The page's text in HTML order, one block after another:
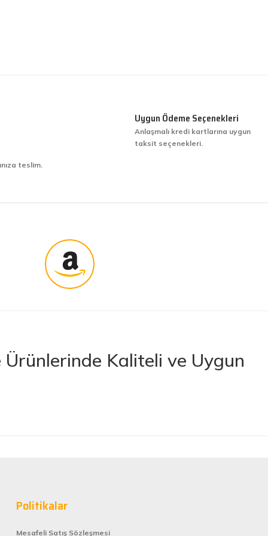
teslim.
Uygun Ödeme Seçenekleri
Anlaşmalı kredi kartlarına uygun
taksit seçenekleri.
Kaliteli ve Uygun
tüm ürünler, güvenilir ve tanınmış markaların ürünleri olup uzun
elde edebilirsiniz.
Politikalar
Mesafeli Satış Sözleşmesi